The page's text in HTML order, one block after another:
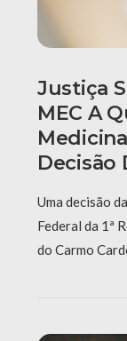
Justiça
MEC A
Decisão
Uma decisão
Federal da 1ª
do Carmo